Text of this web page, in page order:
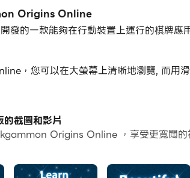
Origins Online
的一款能夠在行動裝置上運行的棋牌應
，您可以在大螢幕上清晰地瀏覽, 而用
行多個應用程式和帳戶。
變得非常容易。
運行。享受PC端的大螢幕和高畫質畫質
截圖和影片
Origins Online ，享受更寬闊